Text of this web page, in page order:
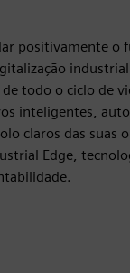
positivamente o
todo o ciclo de
inteligentes,
claros das suas
Edge,